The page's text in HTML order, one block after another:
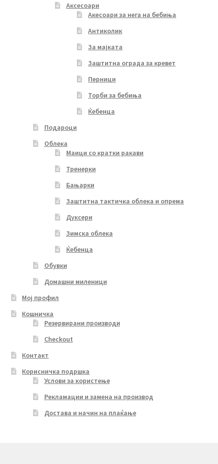
Аксесоари
Акесоари за нега на бебиња
Антиколик
За мајката
Заштитна ограда за кревет
Перници
Торби за бебиња
Ќебенца
Подароци
Облека
Маици со кратки ракави
Тренерки
Бањарки
Заштитна тактичка облека и опрема
Дуксери
Зимска облека
Ќебенца
Обувки
Домашни миленици
Мој профил
Кошничка
Резервирани производи
Checkout
Контакт
Корисничка подршка
Услови за користење
Рекламации и замена на производ
Достава и начин на плаќање